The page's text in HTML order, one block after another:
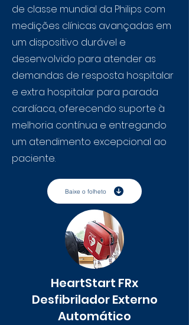
de classe mundial da Philips com
medições clínicas avançadas em
um dispositivo durável e
desenvolvido para atender as
demandas de resposta hospitalar
e extra hospitalar para parada
cardíaca, oferecendo suporte à
melhoria contínua e entregando
um atendimento excepcional ao
paciente.
Baixe o folheto
HeartStart FRx
Desfibrilador Externo
Automático